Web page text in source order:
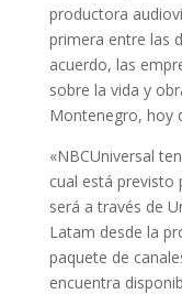
productora
primera entre las
acuerdo, las
sobre la vida y
Montenegro, hoy
«NBCUniversal
cual está previsto
será a través de
Latam desde la
paquete de
encuentra